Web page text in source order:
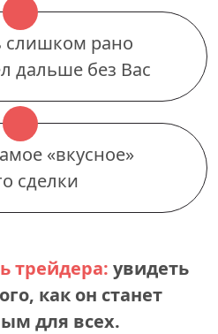
слишком рано
дальше без Вас
«вкусное»
сделки
трейдера: увидеть
как он станет
для всех.